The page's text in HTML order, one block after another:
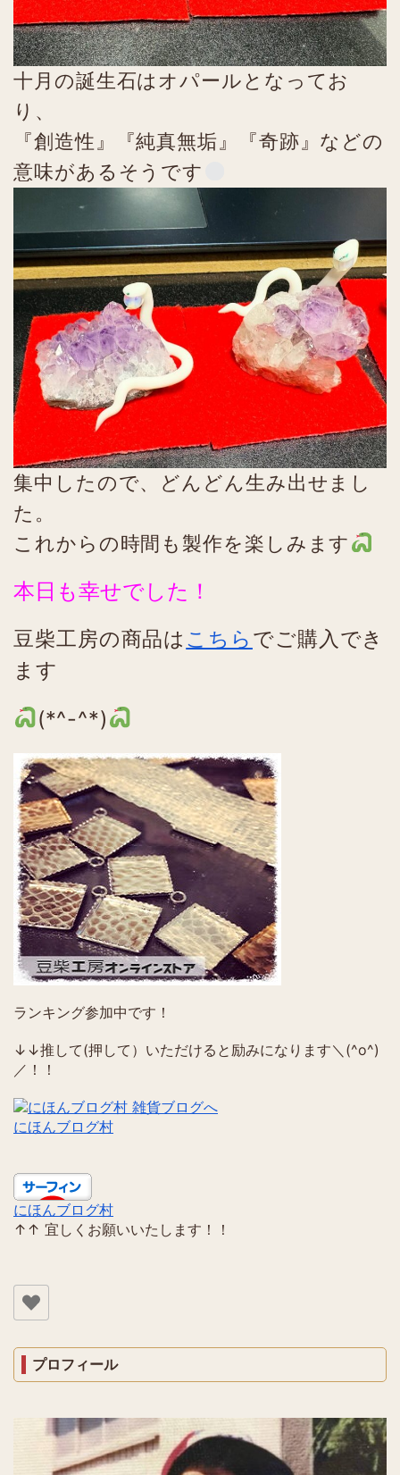
十月の誕生石はオパールとなってお
り、
『創造性』『純真無垢』『奇跡』などの
意味があるそうです
集中したので、どんどん生み出せまし
た。
これからの時間も製作を楽しみます
本日も幸せでした！
豆柴工房の商品は こちら でご購入でき
ます
(*^-^*)
ランキング参加中です！
↓↓推して(押して）いただけると励みになります＼(^o^)
／！！
にほんブログ村
にほんブログ村
↑↑ 宜しくお願いいたします！！
プロフィール